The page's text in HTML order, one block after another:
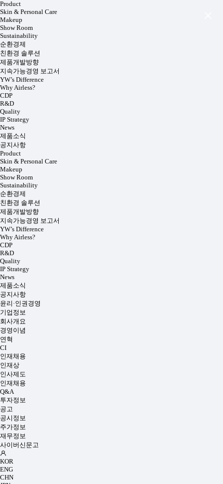
Product
Skin & Personal Care
Makeup
Show Room
Sustainability
순환경제
친환경 솔루션
제품개발방향
지속가능경영 보고서
YW’s Difference
Why Airless?
CDP
R&D
Quality
IP Strategy
News
제품소식
공지사항
Product
Skin & Personal Care
Makeup
Show Room
Sustainability
순환경제
친환경 솔루션
제품개발방향
지속가능경영 보고서
YW’s Difference
Why Airless?
CDP
R&D
Quality
IP Strategy
News
제품소식
공지사항
윤리·인권경영
기업정보
회사개요
경영이념
연혁
CI
인재채용
인재상
인사제도
인재채용
Q&A
투자정보
공고
공시정보
주가정보
재무정보
사이버신문고
KOR
ENG
CHN